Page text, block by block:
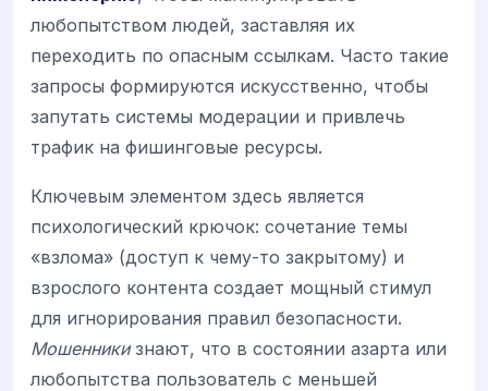
любопытством людей, заставляя их
переходить по опасным ссылкам. Часто такие
запросы формируются искусственно, чтобы
запутать системы модерации и привлечь
трафик на фишинговые ресурсы.
Ключевым элементом здесь является
психологический крючок: сочетание темы
«взлома» (доступ к чему-то закрытому) и
взрослого контента создает мощный стимул
для игнорирования правил безопасности.
Мошенникизнают, что в состоянии азарта или
любопытства пользователь с меньшей